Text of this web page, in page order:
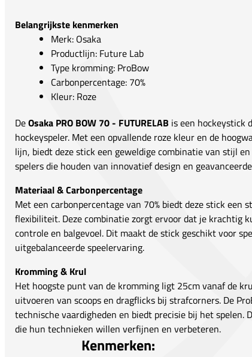
Belangrijkste kenmerken
Merk: Osaka
Productlijn: Future Lab
Type kromming: ProBow
Carbonpercentage: 70%
Kleur: Roze
DeOsaka PRO BOW 70 - FUTURELAB is een hockeystick
hockeyspeler. Met een opvallende roze kleur en de
lijn, biedt deze stick een geweldige combinatie van stijl
spelers die houden van innovatief design en
Materiaal & Carbonpercentage
Met een carbonpercentage van 70% biedt deze stick een
flexibiliteit. Deze combinatie zorgt ervoor dat je krachtig
controle en balgevoel. Dit maakt de stick geschikt voor
uitgebalanceerde speelervaring.
Kromming & Krul
Het hoogste punt van de kromming ligt 25cm vanaf de
uitvoeren van scoops en dragflicks bij strafcorners. De
technische vaardigheden en biedt precisie bij het spelen.
die hun technieken willen verfijnen en verbeteren.
Kenmerken: